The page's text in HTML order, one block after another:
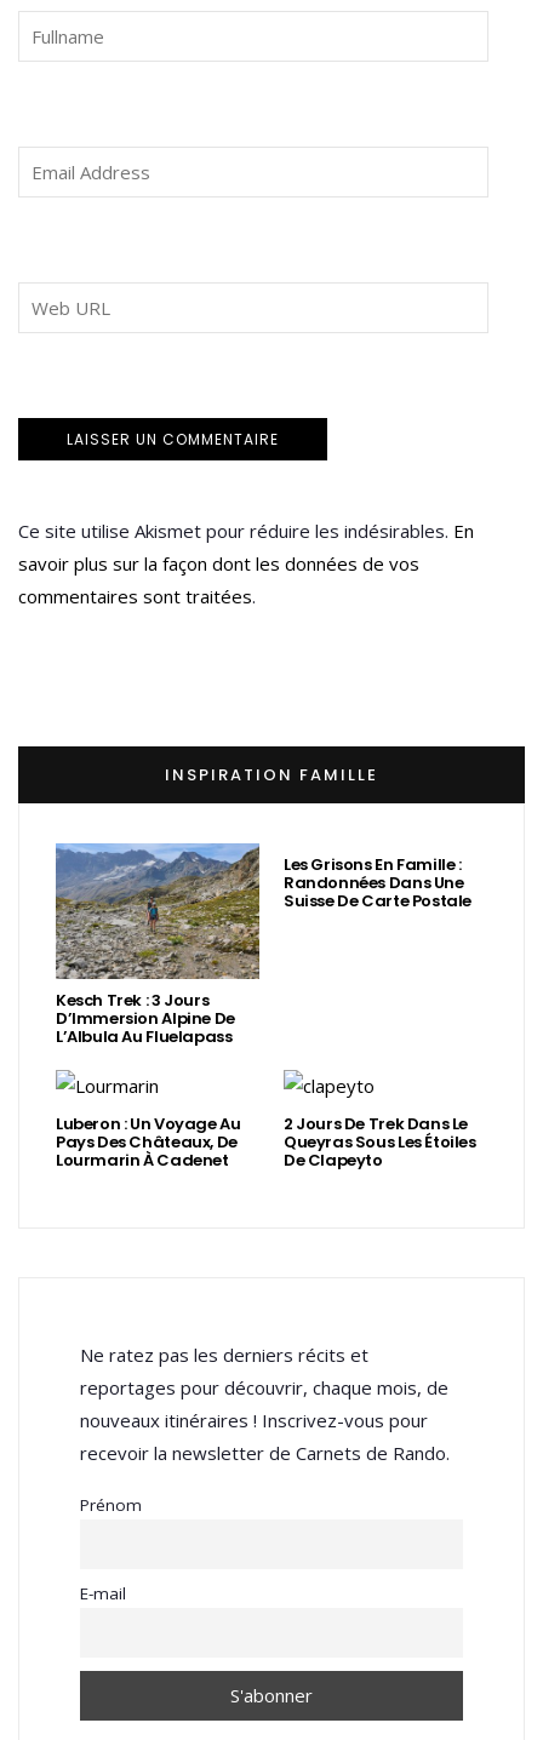
Ce site utilise Akismet pour réduire les indésirables. En
savoir plus sur la façon dont les données de vos
commentaires sont traitées.
INSPIRATION FAMILLE
Kesch Trek : 3 Jours
D’Immersion Alpine De
L’Albula Au Fluelapass
Les Grisons En Famille :
Randonnées Dans Une
Suisse De Carte Postale
Luberon : Un Voyage Au
Pays Des Châteaux, De
Lourmarin À Cadenet
2 Jours De Trek Dans Le
Queyras Sous Les Étoiles
De Clapeyto
Ne ratez pas les derniers récits et
reportages pour découvrir, chaque mois, de
nouveaux itinéraires ! Inscrivez-vous pour
recevoir la newsletter de Carnets de Rando.
Prénom
E-mail